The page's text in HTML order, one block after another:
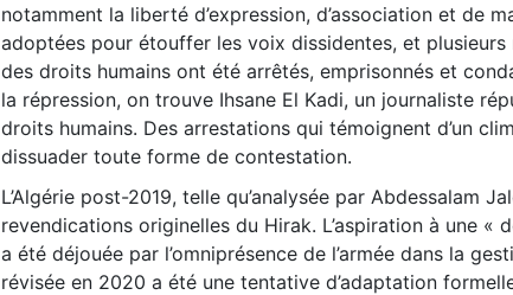
notamment la liberté d’expression, d’association et de
adoptées pour étouffer les voix dissidentes, et
des droits humains ont été arrêtés, emprisonnés et
la répression, on trouve Ihsane El Kadi, un journaliste
droits humains. Des arrestations qui témoignent d’un
dissuader toute forme de contestation.
L’Algérie post-2019, telle qu’analysée par Abdessalam
revendications originelles du Hirak. L’aspiration à une
a été déjouée par l’omniprésence de l’armée dans la
révisée en 2020 a été une tentative d’adaptation